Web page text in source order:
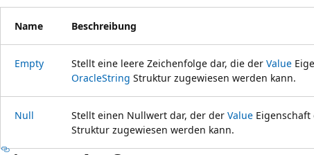
Name Beschreibung
Empty Stellt eine leere Zeichenfolge dar, die der Value
OracleString Struktur zugewiesen werden kann.
Null Stellt einen Nullwert dar, der der Value
Struktur zugewiesen werden kann.